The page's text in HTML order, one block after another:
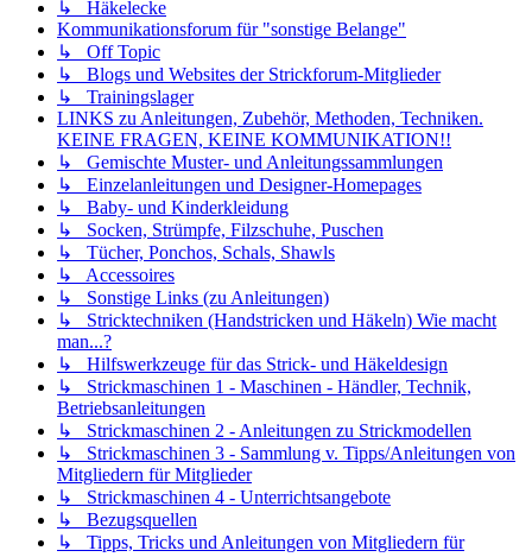
↳ Häkelecke
Kommunikationsforum für "sonstige Belange"
↳ Off Topic
↳ Blogs und Websites der Strickforum-Mitglieder
↳ Trainingslager
LINKS zu Anleitungen, Zubehör, Methoden, Techniken.
KEINE FRAGEN, KEINE KOMMUNIKATION!!
↳ Gemischte Muster- und Anleitungssammlungen
↳ Einzelanleitungen und Designer-Homepages
↳ Baby- und Kinderkleidung
↳ Socken, Strümpfe, Filzschuhe, Puschen
↳ Tücher, Ponchos, Schals, Shawls
↳ Accessoires
↳ Sonstige Links (zu Anleitungen)
↳ Stricktechniken (Handstricken und Häkeln) Wie macht
man...?
↳ Hilfswerkzeuge für das Strick- und Häkeldesign
↳ Strickmaschinen 1 - Maschinen - Händler, Technik,
Betriebsanleitungen
↳ Strickmaschinen 2 - Anleitungen zu Strickmodellen
↳ Strickmaschinen 3 - Sammlung v. Tipps/Anleitungen von
Mitgliedern für Mitglieder
↳ Strickmaschinen 4 - Unterrichtsangebote
↳ Bezugsquellen
↳ Tipps, Tricks und Anleitungen von Mitgliedern für